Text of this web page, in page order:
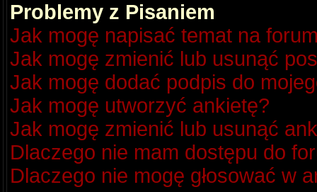
Problemy z Pisaniem
Jak mogę napisać temat na
Jak mogę zmienić lub usunąć
Jak mogę dodać podpis do
Jak mogę utworzyć ankietę?
Jak mogę zmienić lub usunąć
Dlaczego nie mam dostępu do
Dlaczego nie mogę głosować w